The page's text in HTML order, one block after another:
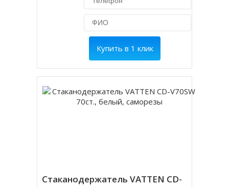
Купить в 1 клик
Стаканодержатель VATTEN CD-